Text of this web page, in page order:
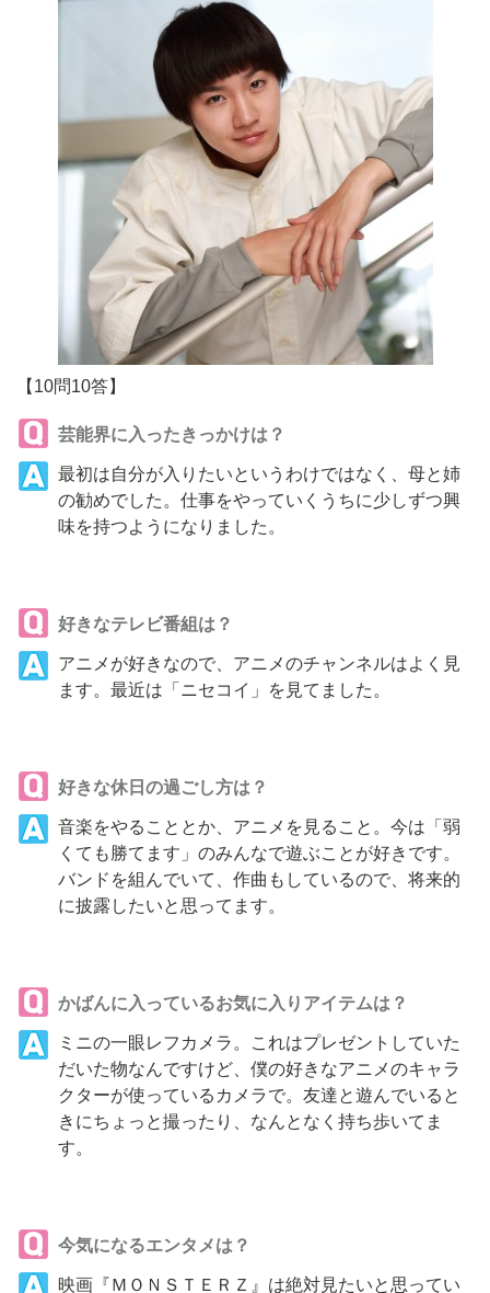
【10問10答】
芸能界に入ったきっかけは？
最初は自分が入りたいというわけではなく、母と姉
の勧めでした。仕事をやっていくうちに少しずつ興
味を持つようになりました。
好きなテレビ番組は？
アニメが好きなので、アニメのチャンネルはよく見
ます。最近は「ニセコイ」を見てました。
好きな休日の過ごし方は？
音楽をやることとか、アニメを見ること。今は「弱
くても勝てます」のみんなで遊ぶことが好きです。
バンドを組んでいて、作曲もしているので、将来的
に披露したいと思ってます。
かばんに入っているお気に入りアイテムは？
ミニの一眼レフカメラ。これはプレゼントしていた
だいた物なんですけど、僕の好きなアニメのキャラ
クターが使っているカメラで。友達と遊んでいると
きにちょっと撮ったり、なんとなく持ち歩いてま
す。
今気になるエンタメは？
映画『ＭＯＮＳＴＥＲＺ』は絶対見たいと思ってい